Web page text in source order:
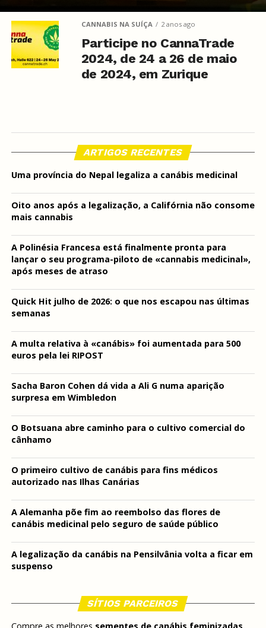
CANNABIS NA SUÍÇA 2 anos ago
Participe no CannaTrade
2024, de 24 a 26 de maio
de 2024, em Zurique
ARTIGOS RECENTES
Uma província do Nepal legaliza a canábis medicinal
Oito anos após a legalização, a Califórnia não consome
mais cannabis
A Polinésia Francesa está finalmente pronta para
lançar o seu programa-piloto de «cannabis medicinal»,
após meses de atraso
Quick Hit julho de 2026: o que nos escapou nas últimas
semanas
A multa relativa à «canábis» foi aumentada para 500
euros pela lei RIPOST
Sacha Baron Cohen dá vida a Ali G numa aparição
surpresa em Wimbledon
O Botsuana abre caminho para o cultivo comercial do
cânhamo
O primeiro cultivo de canábis para fins médicos
autorizado nas Ilhas Canárias
A Alemanha põe fim ao reembolso das flores de
canábis medicinal pelo seguro de saúde público
A legalização da canábis na Pensilvânia volta a ficar em
suspenso
SÍTIOS PARCEIROS